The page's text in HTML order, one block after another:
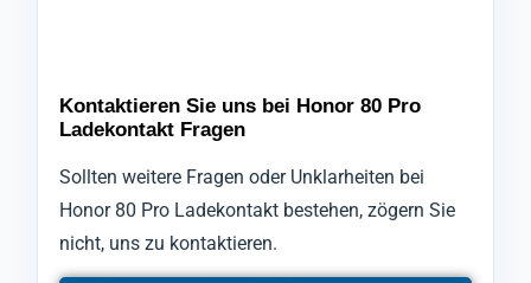
Kontaktieren Sie uns bei Honor 80 Pro
Ladekontakt Fragen
Sollten weitere Fragen oder Unklarheiten bei
Honor 80 Pro Ladekontakt bestehen, zögern Sie
nicht, uns zu kontaktieren.